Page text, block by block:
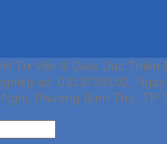
Tư Vấn & Giáo Dục Thiên
số: 0313739102,
Phường Bình Thọ, TP